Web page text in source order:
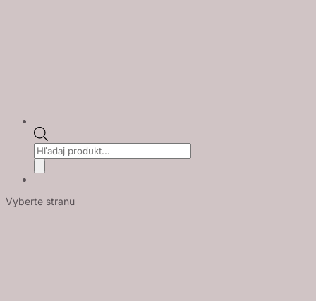
Products
search
Vyberte stranu